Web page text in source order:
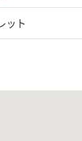
ット